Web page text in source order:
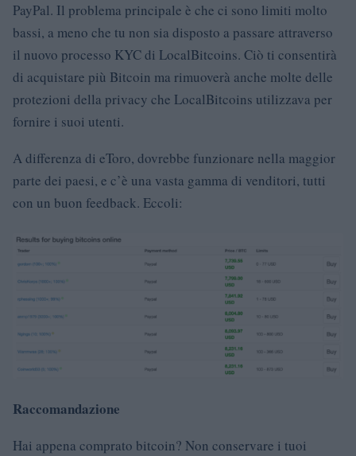
PayPal. Il problema principale è che ci sono limiti molto
bassi, a meno che tu non sia disposto a passare attraverso
il nuovo processo KYC di LocalBitcoins. Ciò ti consentirà
di acquistare più Bitcoin ma rimuoverà anche molte delle
protezioni della privacy che LocalBitcoins utilizzava per
fornire i suoi utenti.
A differenza di eToro, dovrebbe funzionare nella maggior
parte dei paesi, e c’è una vasta gamma di venditori, tutti
con un buon feedback. Eccoli:
Raccomandazione
Hai appena comprato bitcoin? Non conservare i tuoi